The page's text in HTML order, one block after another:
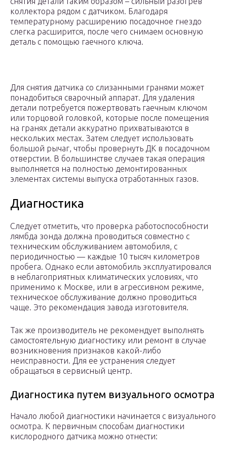
коллектора рядом с датчиком. Благодаря
температурному расширению посадочное гнездо
слегка расширится, после чего снимаем основную
деталь с помощью гаечного ключа.
Для снятия датчика со слизанными гранями может
понадобиться сварочный аппарат. Для удаления
детали потребуется пожертвовать гаечным ключом
или торцовой головкой, которые после помещения
на гранях детали аккуратно прихватываются в
нескольких местах. Затем следует использовать
большой рычаг, чтобы провернуть ДК в посадочном
отверстии. В большинстве случаев такая операция
выполняется на полностью демонтированных
элементах системы выпуска отработанных газов.
Диагностика
Следует отметить, что проверка работоспособности
лямбда зонда должна проводиться совместно с
техническим обслуживанием автомобиля, с
периодичностью — каждые 10 тысяч километров
пробега. Однако если автомобиль эксплуатировался
в неблагоприятных климатических условиях, что
применимо к Москве, или в агрессивном режиме,
техническое обслуживание должно проводиться
чаще. Это рекомендация завода изготовителя.
Так же производитель не рекомендует выполнять
самостоятельную диагностику или ремонт в случае
возникновения признаков какой-либо
неисправности. Для ее устранения следует
обращаться в сервисный центр.
Диагностика путем визуального осмотра
Начало любой диагностики начинается с визуального
осмотра. К первичным способам диагностики
кислородного датчика можно отнести: